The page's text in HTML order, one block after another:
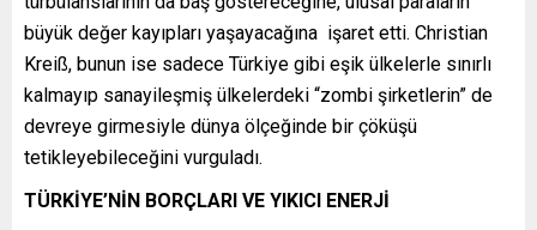
büyük değer kayıpları yaşayacağına işaret etti. Christian
Kreiß, bunun ise sadece Türkiye gibi eşik ülkelerle sınırlı
kalmayıp sanayileşmiş ülkelerdeki “zombi şirketlerin” de
devreye girmesiyle dünya ölçeğinde bir çöküşü
tetikleyebileceğini vurguladı.
TÜRKİYE’NİN BORÇLARI VE YIKICI ENERJİ